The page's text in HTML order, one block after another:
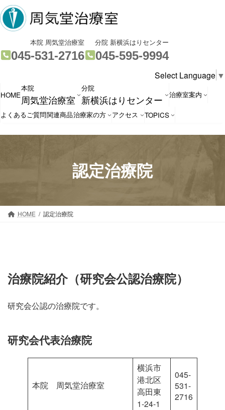
コ
ン
テ
ツ
プ
ナ
ビ
ゲ
シ
動
本院 周気堂治療室
045-531-2716
ル
リ
ク
分院 新横浜はりセンター
045-595-9994
ル
リ
ン
ク
Select Language ▼
HOME
本院
周気堂治療室
分院
新横浜はりセンター 治療室案内
よくあるご質問関連商品治療家の方 アクセス TOPICS
認定治療院
HOME 認定治療院
治療院紹介（研究会公認治療院）
研究会公認の治療院です。
研究会代表治療院
本院 周気堂治療室
横浜市
港北区
高田東
1-24-1
045-
531-
2716